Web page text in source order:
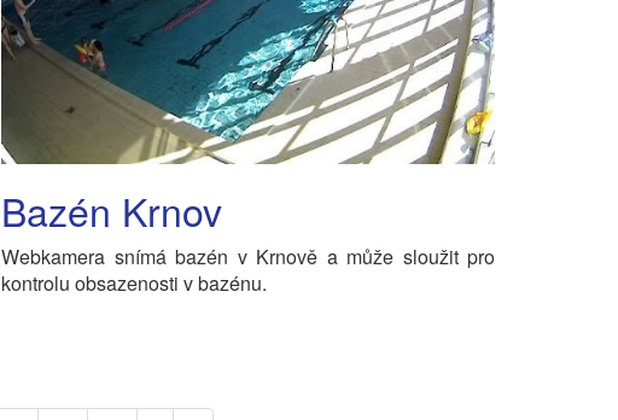
Bazén Krnov
Webkamera snímá bazén v Krnově a může sloužit pro
kontrolu obsazenosti v bazénu.